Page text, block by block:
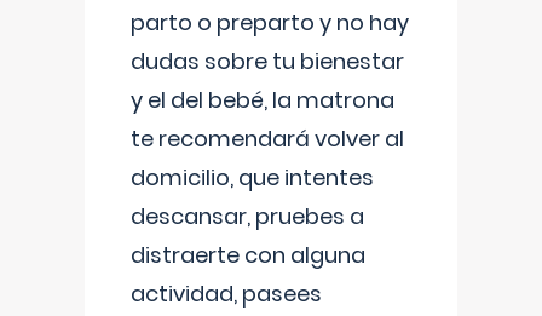
parto o preparto y no hay
dudas sobre tu bienestar
y el del bebé, la matrona
te recomendará volver al
domicilio, que intentes
descansar, pruebes a
distraerte con alguna
actividad, pasees